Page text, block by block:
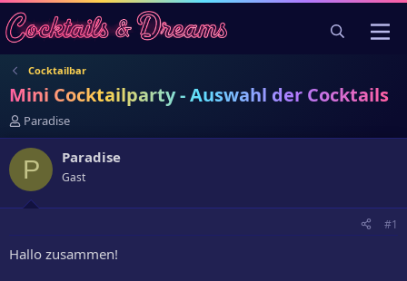
Cocktailbar
Mini Cocktailparty - Auswahl der Cocktails
E
r
s
r
Paradise
P Paradise
Gast
#1
Hallo zusammen!